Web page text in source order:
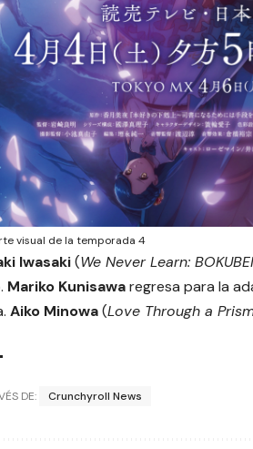
visual de la temporada 4
Iwasaki(We Never Learn:
Mariko Kunisawaregresa para la
Aiko Minowa(Love Through a
DE: Crunchyroll News